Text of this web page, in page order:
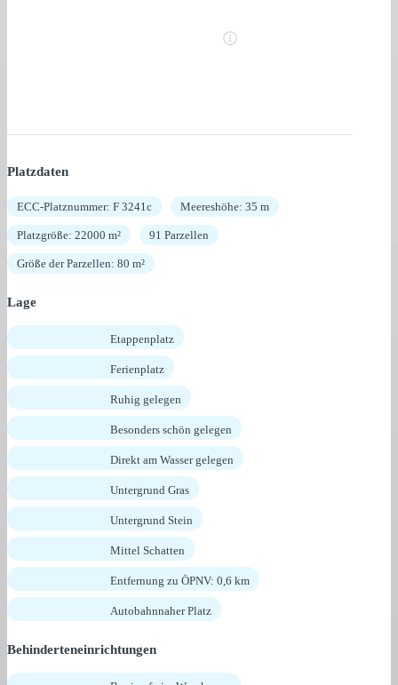
Platzdaten
ECC-Platznummer: F 3241c Meereshöhe: 35 m
Platzgröße: 22000 m² 91 Parzellen
Größe der Parzellen: 80 m²
Lage
Etappenplatz
Ferienplatz
Ruhig gelegen
Besonders schön gelegen
Direkt am Wasser gelegen
Untergrund Gras
Untergrund Stein
Mittel Schatten
Entfernung zu ÖPNV: 0,6 km
Autobahnnaher Platz
Behinderteneinrichtungen